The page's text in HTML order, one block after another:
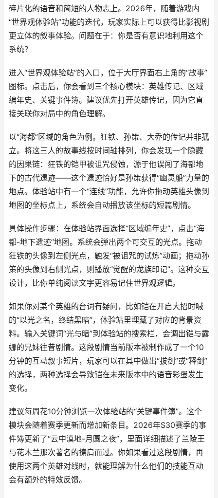
碎片化的语音和简短的人物志上。2026年，随着游戏内
“世界观体验站”功能的迭代，玩家实际上可以获得比影视剧
更立体的叙事体验。问题在于：你是否有意识地利用这个
系统？
进入“世界观体验站”的入口，位于大厅界面右上角的“故事”
图标。点击后，你会看到三个核心模块：英雄传记、区域
编年史、关键事件簿。建议优先打开英雄传记，因为它直
接关联你对局中的角色理解。
以“海都”区域的角色为例。狂铁、孙策、大乔的传记并非孤
立。将这三人的故事线按时间轴排列，你会发现一个隐藏
的因果链：狂铁的铠甲被诅咒侵蚀，源于他误闯了海都地
下的古代遗迹——这个遗迹恰好是孙策获得“幽灵船”力量的
地点。体验站中有一个“连线”功能，允许你拖动英雄头像到
地图的坐标点上，系统会自动播放该坐标的短篇剧情。
具体操作步骤：在体验站界面选择“区域编年史”，点击“海
都-地下遗迹”地图。系统会弹出两个可交互的光点。拖动
狂铁的头像到左侧光点，触发“被诅咒的试炼”动画；拖动孙
策的头像到右侧光点，则播放“觉醒的龙族印记”。这种交互
设计，比你单纯阅读文字更容易记住世界观逻辑。
如果你对某个英雄的台词有疑问，比如铠在开启大招时喊
的“以光之名，终结黑暗”，体验站里埋藏了对应的背景资
料。输入关键词“光与暗”到体验站的搜索栏，会调出铠与露
娜的兄妹往昔剧情。这段剧情当前版本被制作成了一个10
分钟的互动叙事短片，玩家可以在其中做出“拔剑”或“释剑”
的选择，两种选择会导致铠在未来版本中的语音彩蛋发生
变化。
建议每周花10分钟浏览一次体验站的“关键事件簿”。这个
模块会随着赛季更新而增加新条目。2026年S30赛季的事
件簿更新了“云中漠地-月圆之夜”，里面详细描述了兰陵王
与花木兰那次著名的擦肩而过。你如果看过这段剧情，再
使用这两个英雄对线时，就能理解为什么他们的技能互动
会有额外的特效反馈。